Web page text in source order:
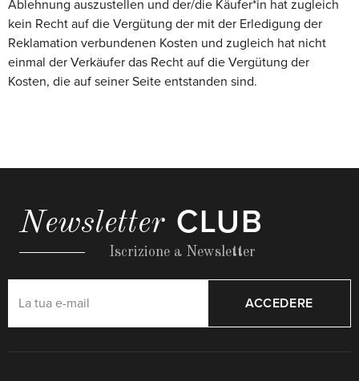
Ablehnung auszustellen und der/die Käufer*in hat zugleich
kein Recht auf die Vergütung der mit der Erledigung der
Reklamation verbundenen Kosten und zugleich hat nicht
einmal der Verkäufer das Recht auf die Vergütung der
Kosten, die auf seiner Seite entstanden sind.
Newsletter CLUB
Iscrizione a Newsletter
ACCEDERE